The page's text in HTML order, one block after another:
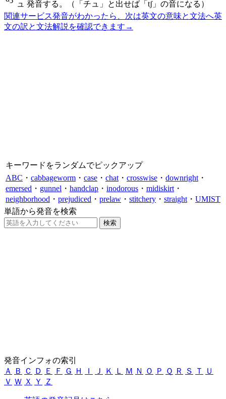
ュ 発音する。（「チュ」と出せば「tʃ」の音になる）
関連サービス発音がわかったら、次は英文の意味と文法へ英
文の訳と文法解説を確認できます →
キーワードをランダムでピックアップ
ABC ・ cabbageworm ・ case ・ chat ・ crosswise ・ downright ・
emersed ・ gunnel ・ handclap ・ inodorous ・ midiskirt ・
neighborhood ・ prejudiced ・ prelaw ・ stitchery ・ straight ・ UMIST
単語から発音を検索
発音インフォの索引
Ａ
Ｂ Ｃ Ｄ Ｅ Ｆ Ｇ Ｈ Ｉ Ｊ Ｋ Ｌ Ｍ Ｎ Ｏ Ｐ Ｑ Ｒ Ｓ Ｔ
Ｕ
Ｖ Ｗ Ｘ Ｙ Ｚ